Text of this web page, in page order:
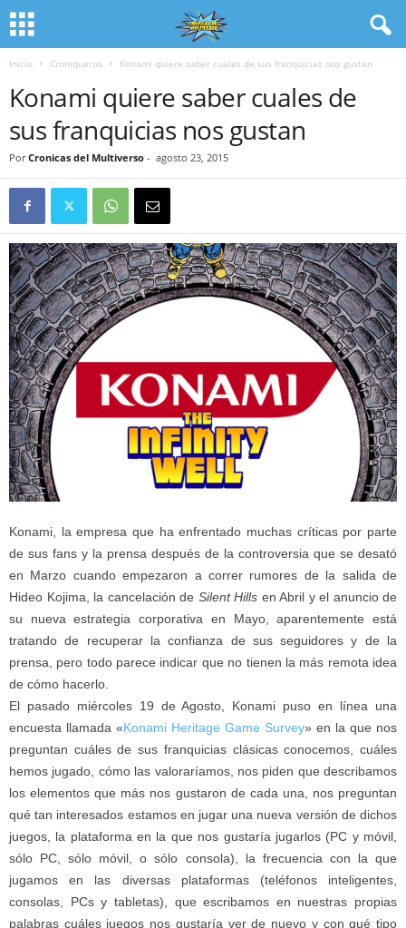
Inicio Croniqueros Konami quiere saber cuales de sus franquicias nos gustan
Konami quiere saber cuales de
sus franquicias nos gustan
Por Cronicas del Multiverso - agosto 23, 2015
Konami, la empresa que ha enfrentado muchas críticas por parte
de sus fans y la prensa después de la controversia que se desató
en Marzo cuando empezaron a correr rumores de la salida de
Hideo Kojima, la cancelación de Silent Hills en Abril y el anuncio de
su nueva estrategia corporativa en Mayo, aparentemente está
tratando de recuperar la confianza de sus seguidores y de la
prensa, pero todo parece indicar que no tienen la más remota idea
de cómo hacerlo.
El pasado miércoles 19 de Agosto, Konami puso en línea una
encuesta llamada «Konami Heritage Game Survey» en la que nos
preguntan cuáles de sus franquicias clásicas conocemos, cuáles
hemos jugado, cómo las valoraríamos, nos piden que describamos
los elementos que más nos gustaron de cada una, nos preguntan
qué tan interesados estamos en jugar una nueva versión de dichos
juegos, la plataforma en la que nos gustaría jugarlos (PC y móvil,
sólo PC, sólo móvil, o sólo consola), la frecuencia con la que
jugamos en las diversas plataformas (teléfonos inteligentes,
consolas, PCs y tabletas), que escribamos en nuestras propias
palabras cuáles juegos nos gustaría ver de nuevo y con qué tipo